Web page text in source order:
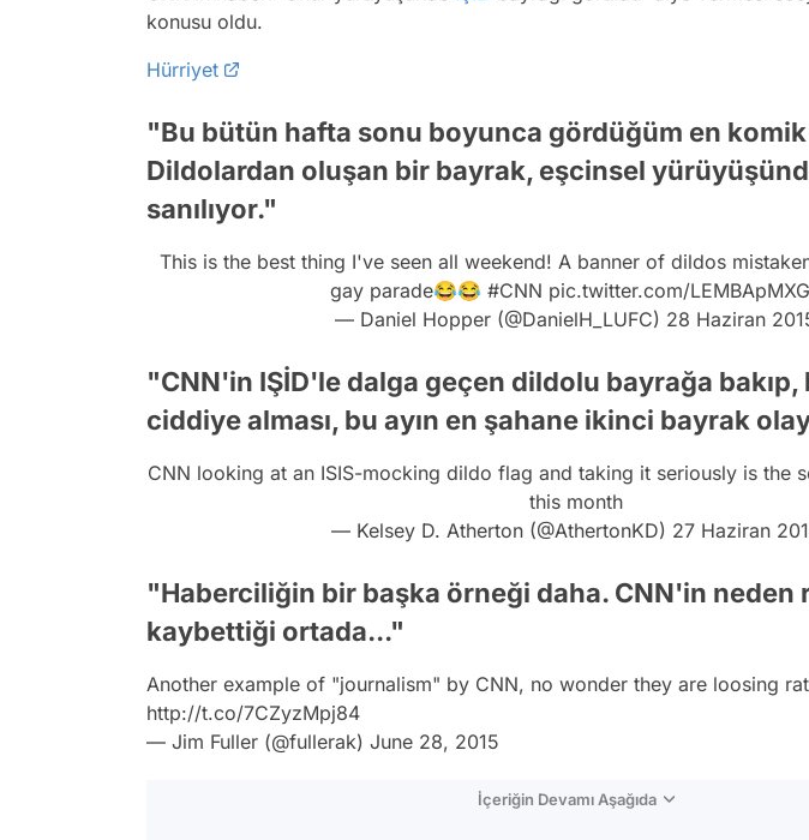
konusu oldu.
Hürriyet
"Bu bütün hafta sonu boyunca gördüğüm en
Dildolardan oluşan bir bayrak, eşcinsel
sanılıyor."
This is the best thing I've seen all weekend! A banner of dildos
gay parade😂😂 #CNN pic.twitter.com/
— Daniel Hopper (@DanielH_LUFC) 28 Haziran
"CNN'in IŞİD'le dalga geçen dildolu bayrağa bakıp,
ciddiye alması, bu ayın en şahane ikinci bayrak
CNN looking at an ISIS-mocking dildo flag and taking it seriously is the
this month
— Kelsey D. Atherton (@AthertonKD) 27 Haziran
"Haberciliğin bir başka örneği daha. CNN'in neden
kaybettiği ortada..."
Another example of "journalism" by CNN, no wonder they are loosing
http://t.co/7CZyzMpj84
— Jim Fuller (@fullerak) June 28, 2015
İçeriğin Devamı Aşağıda